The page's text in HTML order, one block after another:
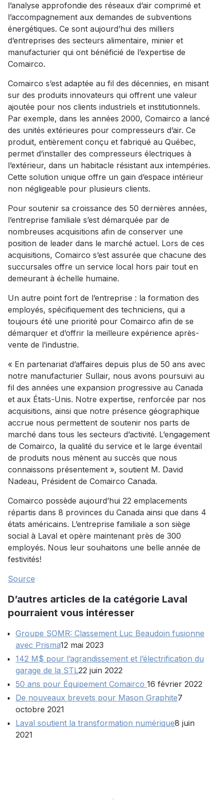
l’analyse approfondie des réseaux d’air comprimé et
l’accompagnement aux demandes de subventions
énergétiques. Ce sont aujourd’hui des milliers
d’entreprises des secteurs alimentaire, minier et
manufacturier qui ont bénéficié de l’expertise de
Comairco.
Comairco s’est adaptée au fil des décennies, en misant
sur des produits innovateurs qui offrent une valeur
ajoutée pour nos clients industriels et institutionnels.
Par exemple, dans les années 2000, Comairco a lancé
des unités extérieures pour compresseurs d’air. Ce
produit, entièrement conçu et fabriqué au Québec,
permet d’installer des compresseurs électriques à
l’extérieur, dans un habitacle résistant aux intempéries.
Cette solution unique offre un gain d’espace intérieur
non négligeable pour plusieurs clients.
Pour soutenir sa croissance des 50 dernières années,
l’entreprise familiale s’est démarquée par de
nombreuses acquisitions afin de conserver une
position de leader dans le marché actuel. Lors de ces
acquisitions, Comairco s’est assurée que chacune des
succursales offre un service local hors pair tout en
demeurant à échelle humaine.
Un autre point fort de l’entreprise : la formation des
employés, spécifiquement des techniciens, qui a
toujours été une priorité pour Comairco afin de se
démarquer et d’offrir la meilleure expérience après-
vente de l’industrie.
« En partenariat d’affaires depuis plus de 50 ans avec
notre manufacturier Sullair, nous avons poursuivi au
fil des années une expansion progressive au Canada
et aux États-Unis. Notre expertise, renforcée par nos
acquisitions, ainsi que notre présence géographique
accrue nous permettent de soutenir nos parts de
marché dans tous les secteurs d’activité. L’engagement
de Comairco, la qualité du service et le large éventail
de produits nous mènent au succès que nous
connaissons présentement », soutient M. David
Nadeau, Président de Comairco Canada.
Comairco possède aujourd’hui 22 emplacements
répartis dans 8 provinces du Canada ainsi que dans 4
états américains. L’entreprise familiale a son siège
social à Laval et opère maintenant près de 300
employés. Nous leur souhaitons une belle année de
festivités!
Source
D’autres articles de la catégorie Laval
pourraient vous intéresser
Groupe SOMR: Classement Luc Beaudoin fusionne
avec Prisma12 mai 2023
142 M$ pour l’agrandissement et l’électrification du
garage de la STL22 juin 2022
50 ans pour Équipement Comairco 16 février 2022
De nouveaux brevets pour Mason Graphite7
octobre 2021
Laval soutient la transformation numérique8 juin
2021